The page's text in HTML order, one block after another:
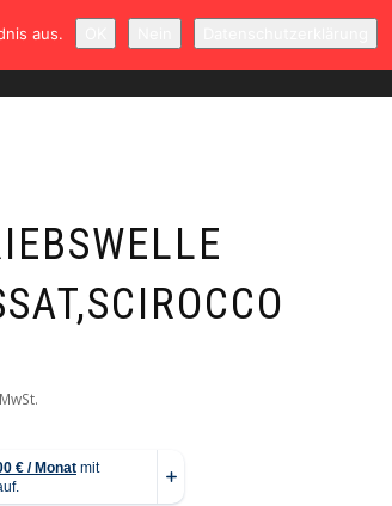
KONTAKT MEIN KONTO WARENKORB
aus.